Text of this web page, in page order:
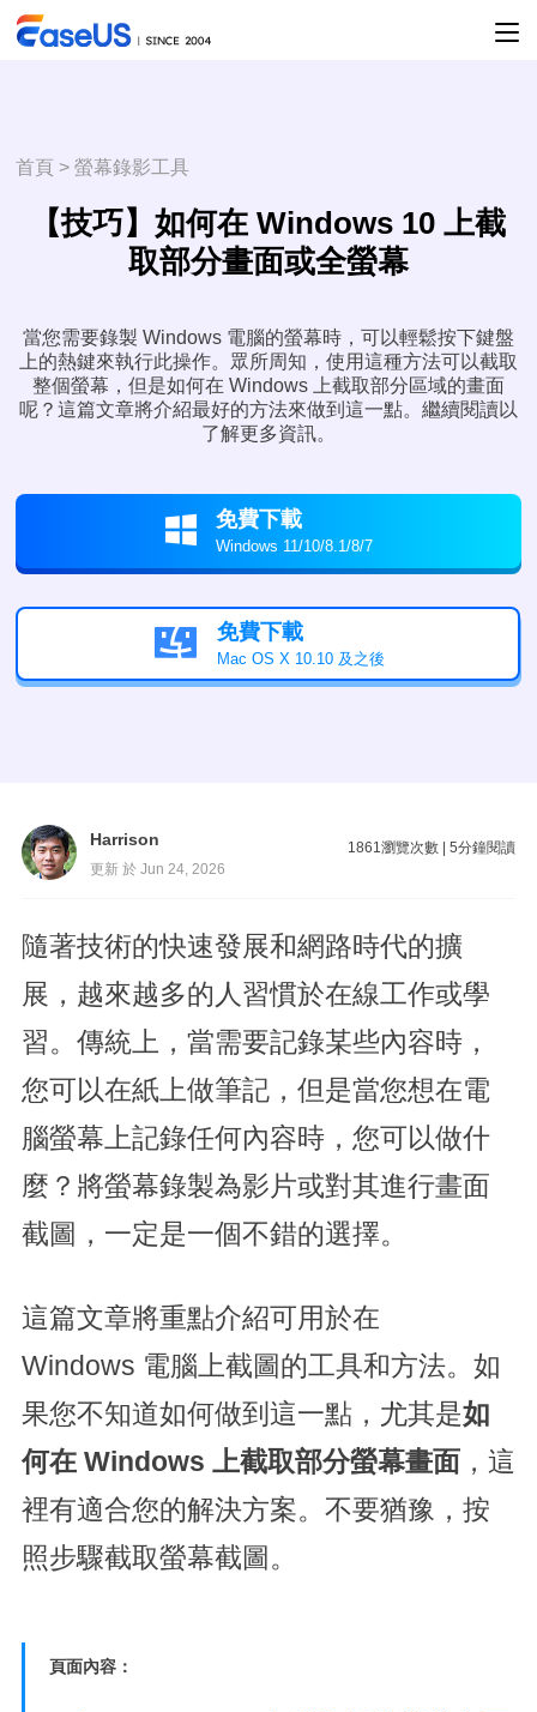
首頁 >螢幕錄影工具
【技巧】如何在 Windows 10 上截
取部分畫面或全螢幕
當您需要錄製 Windows 電腦的螢幕時，可以輕鬆按下鍵盤
上的熱鍵來執行此操作。眾所周知，使用這種方法可以截取
整個螢幕，但是如何在 Windows 上截取部分區域的畫面
呢？這篇文章將介紹最好的方法來做到這一點。繼續閱讀以
了解更多資訊。
 免費下載
Windows 11/10/8.1/8/7
 免費下載
Mac OS X 10.10 及之後
Harrison
更新 於 Jun 24, 2026
1861瀏覽次數 |5分鐘閱讀
隨著技術的快速發展和網路時代的擴
展，越來越多的人習慣於在線工作或學
習。傳統上，當需要記錄某些內容時，
您可以在紙上做筆記，但是當您想在電
腦螢幕上記錄任何內容時，您可以做什
麼？將螢幕錄製為影片或對其進行畫面
截圖，一定是一個不錯的選擇。
這篇文章將重點介紹可用於在
Windows 電腦上截圖的工具和方法。如
果您不知道如何做到這一點，尤其是如
何在 Windows 上截取部分螢幕畫面，這
裡有適合您的解決方案。不要猶豫，按
照步驟截取螢幕截圖。
頁面內容：